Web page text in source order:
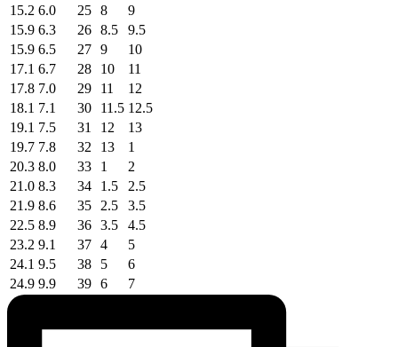
15.2 6.0 25 8
9
15.9 6.3 26 8.5
9.5
15.9 6.5 27 9
10
17.1 6.7 28 10
11
17.8 7.0 29 11
12
18.1 7.1 30 11.5 12.5
19.1 7.5 31 12
13
19.7 7.8 32 13
1
20.3 8.0 33 1
2
21.0 8.3 34 1.5
2.5
21.9 8.6 35 2.5
3.5
22.5 8.9 36 3.5
4.5
23.2 9.1 37 4
5
24.1 9.5 38 5
6
24.9 9.9 39 6 7